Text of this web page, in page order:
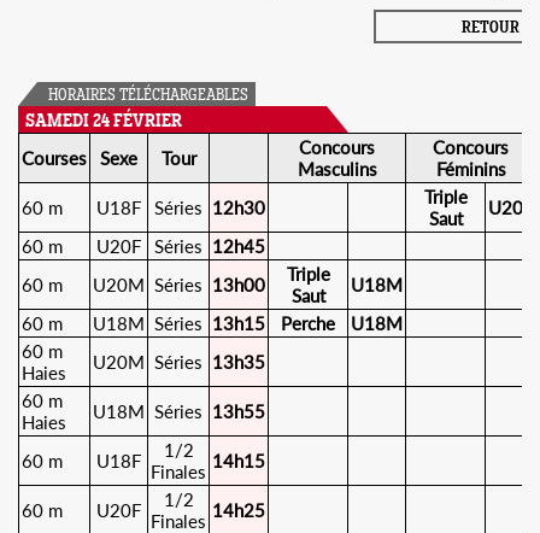
RETOUR
HORAIRES TÉLÉCHARGEABLES
SAMEDI 24 FÉVRIER
Courses Sexe Tour
Concours
Masculins
Concours
Féminins
60 m
U18F Séries 12h30
Triple
Saut
U20F
60 m
U20F Séries 12h45
60 m
U20M Séries 13h00
Triple
Saut
U18M
60 m
U18M Séries 13h15 Perche
U18M
60 m
Haies
U20M Séries 13h35
60 m
Haies
U18M Séries 13h55
60 m U18F
1/2
Finales 14h15
60 m U20F
1/2
Finales 14h25